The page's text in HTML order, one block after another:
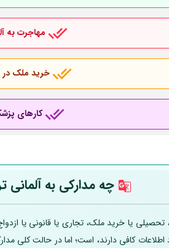
مهاجرت به
خرید ملک در
کارهای
چه مدارکی بهآلمانی
یا خرید ملک، تجاری یا قانونی یا
اطلاعات کافی دارند، است؛ اما در حالت کلی